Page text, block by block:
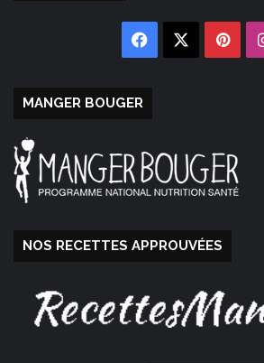
Facebook
MANGER BOUGER
NOS RECETTES APPROUVÉES